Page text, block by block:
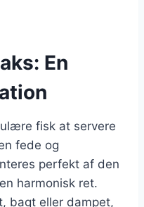
En
fisk at servere
fede og
perfekt af den
harmonisk ret.
bagt eller dampet,